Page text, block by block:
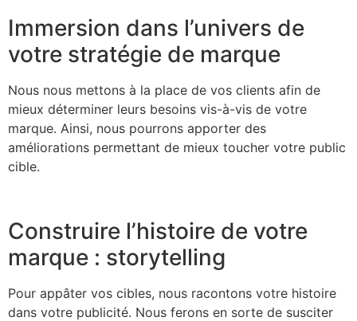
Immersion dans l’univers de
votre stratégie de marque
Nous nous mettons à la place de vos clients afin de
mieux déterminer leurs besoins vis-à-vis de votre
marque. Ainsi, nous pourrons apporter des
améliorations permettant de mieux toucher votre public
cible.
Construire l’histoire de votre
marque : storytelling
Pour appâter vos cibles, nous racontons votre histoire
dans votre publicité. Nous ferons en sorte de susciter